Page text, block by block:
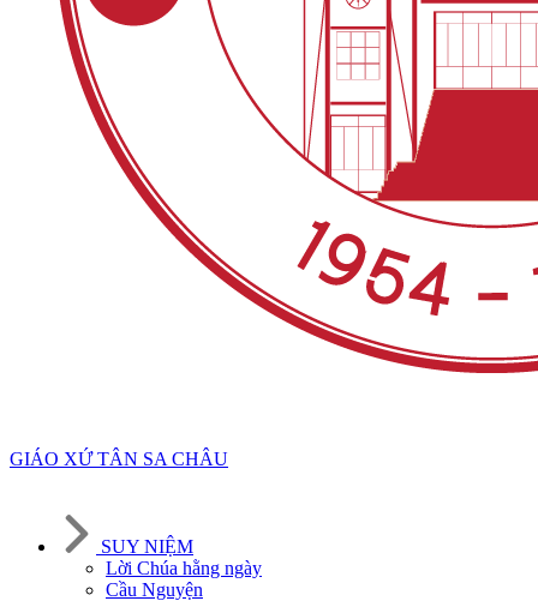
GIÁO XỨ TÂN SA CHÂU
SUY NIỆM
Lời Chúa hằng ngày
Cầu Nguyện